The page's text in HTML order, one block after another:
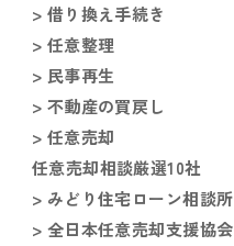
> 借り換え手続き
> 任意整理
> 民事再生
> 不動産の買戻し
> 任意売却
任意売却相談厳選10社
> みどり住宅ローン相談所
> 全日本任意売却支援協会